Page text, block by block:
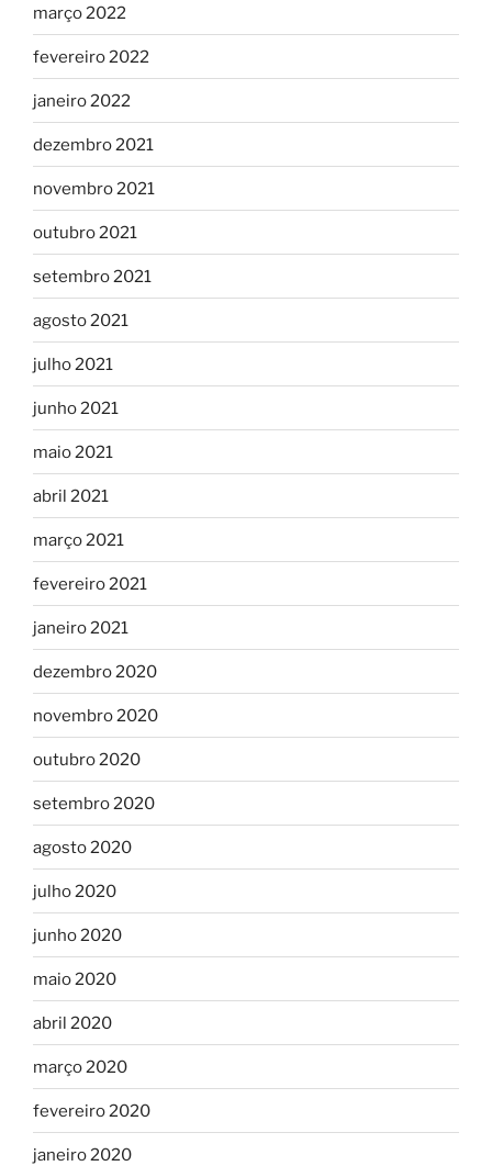
março 2022
fevereiro 2022
janeiro 2022
dezembro 2021
novembro 2021
outubro 2021
setembro 2021
agosto 2021
julho 2021
junho 2021
maio 2021
abril 2021
março 2021
fevereiro 2021
janeiro 2021
dezembro 2020
novembro 2020
outubro 2020
setembro 2020
agosto 2020
julho 2020
junho 2020
maio 2020
abril 2020
março 2020
fevereiro 2020
janeiro 2020